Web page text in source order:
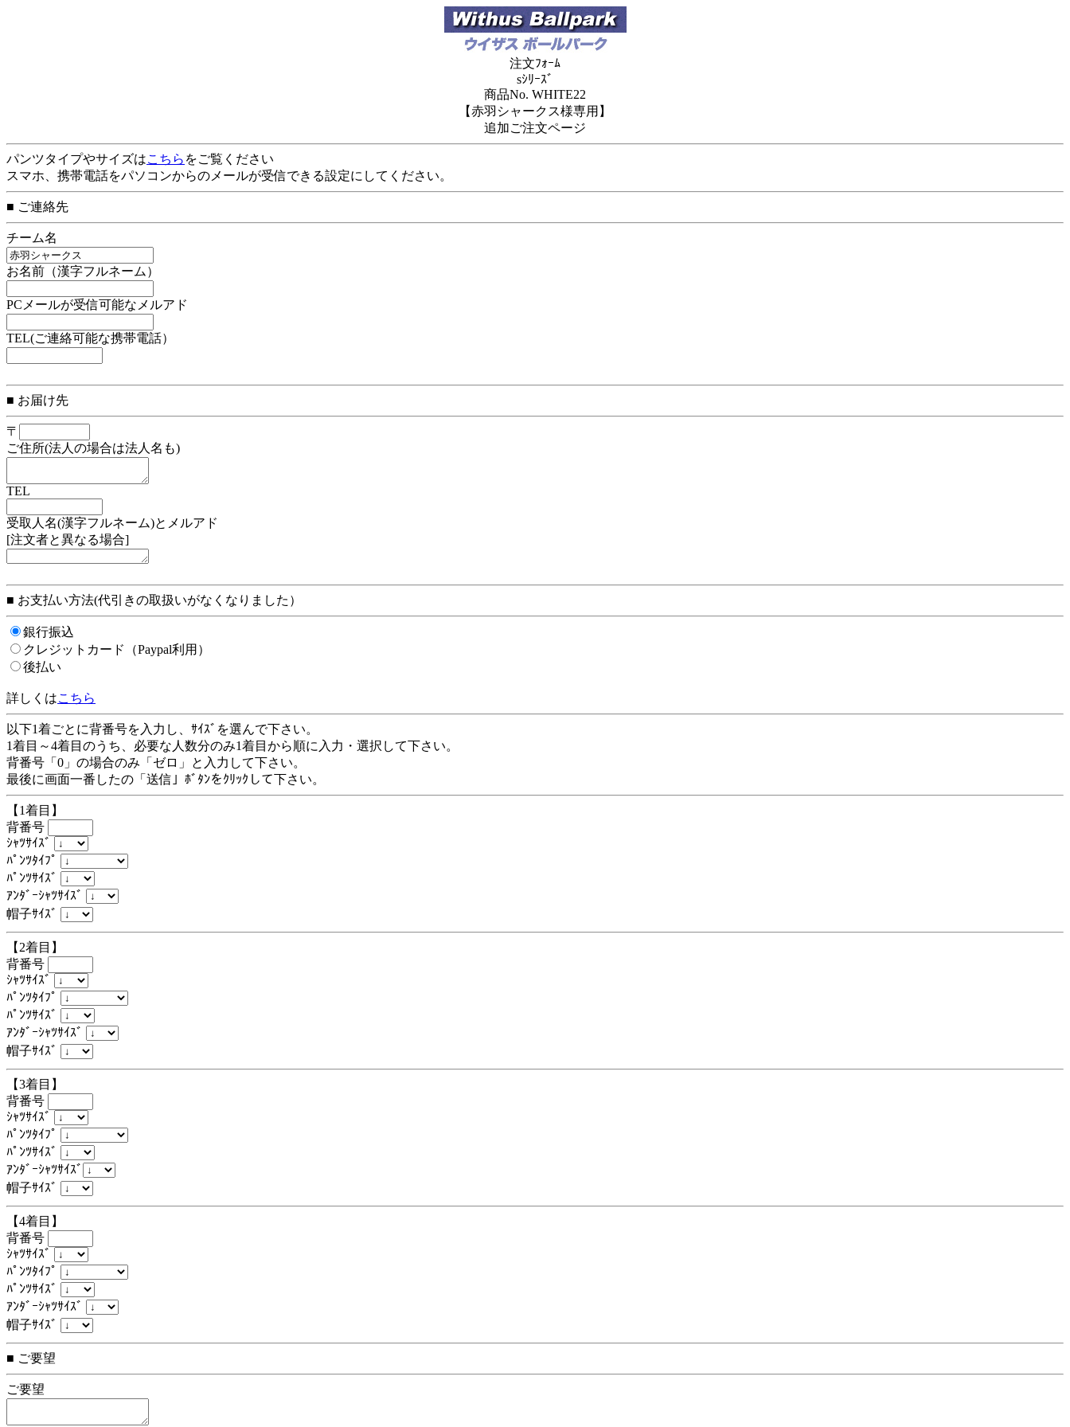
注文ﾌｫｰﾑ
sｼﾘｰｽﾞ
商品No. WHITE22
【赤羽シャークス様専用】
追加ご注文ページ
パンツタイプやサイズはこちら をご覧ください
スマホ、携帯電話をパソコンからのメールが受信できる設定にしてください。
■ ご連絡先
チーム名
お名前（漢字フルネーム）
PCメールが受信可能なメルアド
TEL(ご連絡可能な携帯電話）
■ お届け先
〒
ご住所(法人の場合は法人名も)
TEL
受取人名(漢字フルネーム)とメルアド
[注文者と異なる場合]
■ お支払い方法(代引きの取扱いがなくなりました）
銀行振込
クレジットカード（Paypal利用）
後払い
詳しくはこちら
以下1着ごとに背番号を入力し、ｻｲｽﾞを選んで下さい。
1着目～4着目のうち、必要な人数分のみ1着目から順に入力・選択して下さい。
背番号「0」の場合のみ「ゼロ」と入力して下さい。
最後に画面一番したの「送信」ﾎﾞﾀﾝをｸﾘｯｸして下さい。
【1着目】
背番号
ｼｬﾂｻｲｽﾞ
ﾊﾟﾝﾂﾀｲﾌﾟ
ﾊﾟﾝﾂｻｲｽﾞ
ｱﾝﾀﾞｰｼｬﾂｻｲｽﾞ
帽子ｻｲｽﾞ
【2着目】
背番号
ｼｬﾂｻｲｽﾞ
ﾊﾟﾝﾂﾀｲﾌﾟ
ﾊﾟﾝﾂｻｲｽﾞ
ｱﾝﾀﾞｰｼｬﾂｻｲｽﾞ
帽子ｻｲｽﾞ
【3着目】
背番号
ｼｬﾂｻｲｽﾞ
ﾊﾟﾝﾂﾀｲﾌﾟ
ﾊﾟﾝﾂｻｲｽﾞ
ｱﾝﾀﾞｰｼｬﾂｻｲｽﾞ
帽子ｻｲｽﾞ
【4着目】
背番号
ｼｬﾂｻｲｽﾞ
ﾊﾟﾝﾂﾀｲﾌﾟ
ﾊﾟﾝﾂｻｲｽﾞ
ｱﾝﾀﾞｰｼｬﾂｻｲｽﾞ
帽子ｻｲｽﾞ
■ ご要望
ご要望